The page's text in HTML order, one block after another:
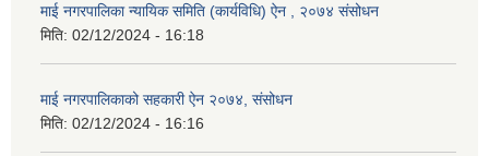
माई नगरपालिका न्यायिक समिति (कार्यविधि) ऐन , २०७४ संसोधन
मिति: 02/12/2024 - 16:18
माई नगरपालिकाको सहकारी ऐन २०७४, संसोधन
मिति: 02/12/2024 - 16:16